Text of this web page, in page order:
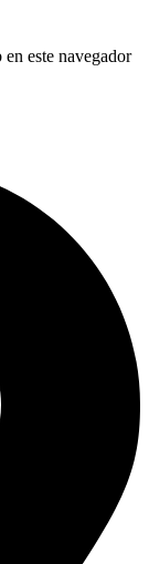
este navegador